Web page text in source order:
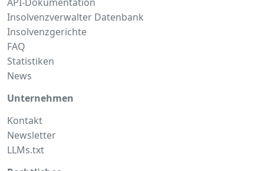
Insolvenzverwalter Datenbank
Insolvenzgerichte
FAQ
Statistiken
News
Unternehmen
Kontakt
Newsletter
LLMs.txt